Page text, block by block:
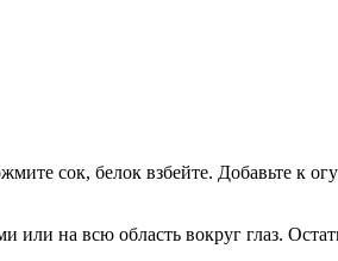
сок, белок взбейте. Добавьте к
или на всю область вокруг глаз.